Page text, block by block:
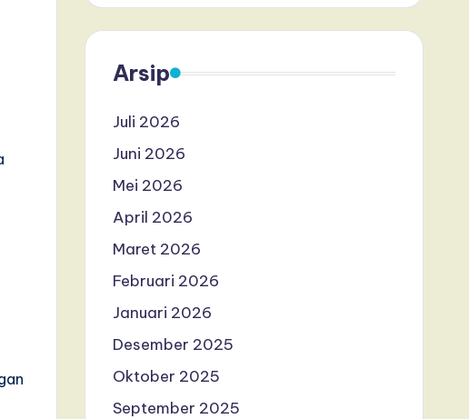
Arsip
Juli 2026
Juni 2026
Mei 2026
April 2026
Maret 2026
Februari 2026
Januari 2026
Desember 2025
Oktober 2025
September 2025